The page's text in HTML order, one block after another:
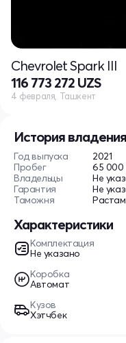
История владения
Год выпуска
2021
Пробег
65 000
Владельцы
Не
Гарантия
Не
Таможня
Характеристики
Комплектация
Не указано
Коробка
Автомат
Кузов
Хэтчбек
Chevrolet Spark III
116 773 272 UZS
4 февраля, Ташкент